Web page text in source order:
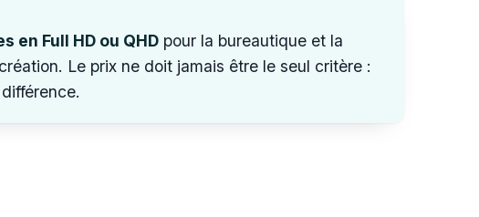
en Full HD ou QHD pour la bureautique et la
Le prix ne doit jamais être le seul critère :